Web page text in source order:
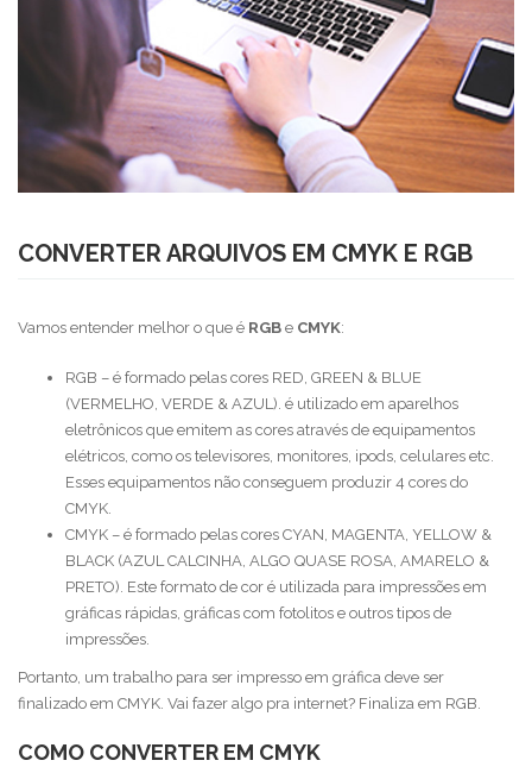
CONVERTER ARQUIVOS EM CMYK E RGB
Vamos entender melhor o que é RGB e CMYK:
RGB – é formado pelas cores RED, GREEN & BLUE
(VERMELHO, VERDE & AZUL). é utilizado em aparelhos
eletrônicos que emitem as cores através de equipamentos
elétricos, como os televisores, monitores, ipods, celulares etc.
Esses equipamentos não conseguem produzir 4 cores do
CMYK.
CMYK – é formado pelas cores CYAN, MAGENTA, YELLOW &
BLACK (AZUL CALCINHA, ALGO QUASE ROSA, AMARELO &
PRETO). Este formato de cor é utilizada para impressões em
gráficas rápidas, gráficas com fotolitos e outros tipos de
impressões.
Portanto, um trabalho para ser impresso em gráfica deve ser
finalizado em CMYK. Vai fazer algo pra internet? Finaliza em RGB.
COMO CONVERTER EM CMYK